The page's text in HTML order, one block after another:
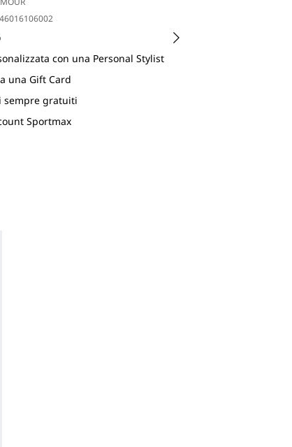
con una Personal Stylist
una Gift Card
sempre gratuiti
Sportmax